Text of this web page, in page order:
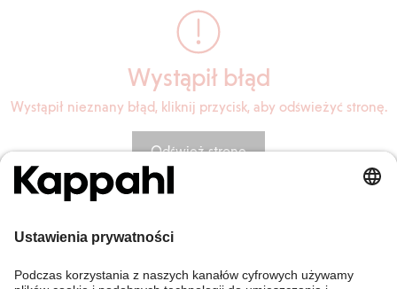
Wystąpił błąd
Wystąpił nieznany błąd, kliknij przycisk, aby odświeżyć stronę.
Odśwież stronę